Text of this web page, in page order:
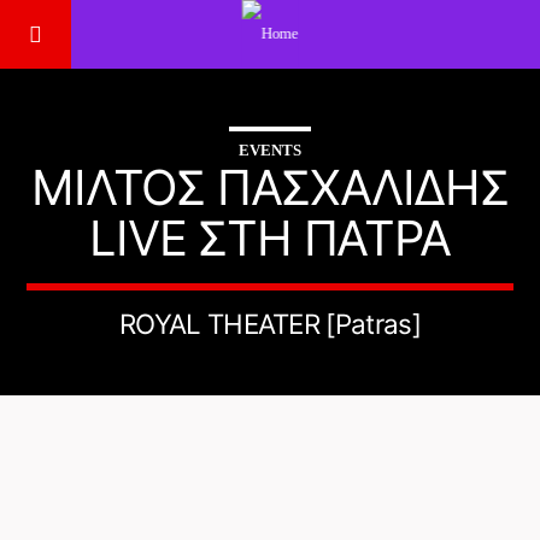
EVENTS
ΜΙΛΤΟΣ ΠΑΣΧΑΛΙΔΗΣ
LIVE ΣΤΗ ΠΑΤΡΑ
ROYAL THEATER [Patras]